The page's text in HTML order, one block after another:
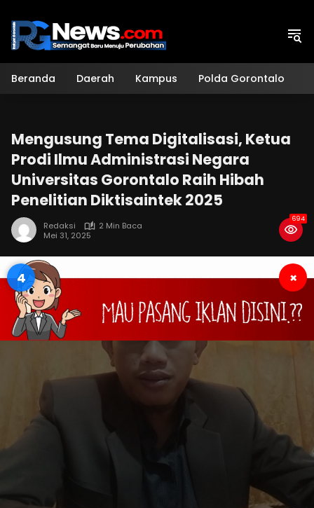
konten
Beranda Daerah Kampus Polda Gorontalo
Mengusung Tema Digitalisasi, Ketua
Prodi Ilmu Administrasi Negara
Universitas Gorontalo Raih Hibah
Penelitian Diktisaintek 2025
Redaksi
2 Min Baca
Mei 31, 2025
694
3 ×